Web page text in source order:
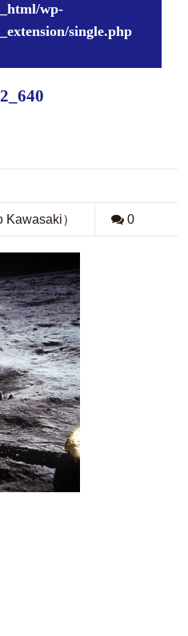
wp-
single.php
Kawasaki） 0